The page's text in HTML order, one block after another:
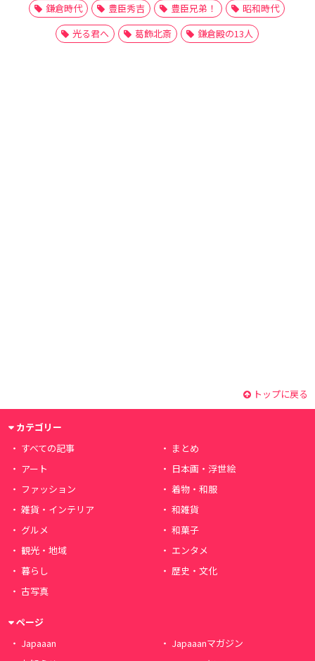
鎌倉時代
豊臣秀吉 豊臣兄弟！
昭和時代
光る君へ
葛飾北斎 鎌倉殿の13人
トップに戻る
カテゴリー
すべての記事
まとめ
アート
日本画・浮世絵
ファッション
着物・和服
雑貨・インテリア
和雑貨
グルメ
和菓子
観光・地域
エンタメ
暮らし
歴史・文化
古写真
ページ
Japaaan
Japaaanマガジン